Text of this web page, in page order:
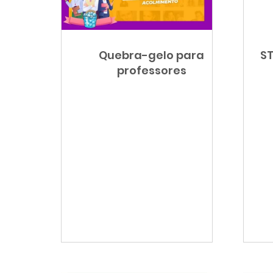
Orientação de Estudos
Sala de Leitura Língua Portuguesa
Quebra-gelo para
professores